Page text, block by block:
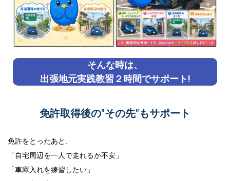
そんな時は、
出張地元実践教習２時間でサポート!
免許取得後の"その先"もサポート
免許をとったあと、
「自宅周辺を一人で走れるか不安」
「車庫入れを練習したい」